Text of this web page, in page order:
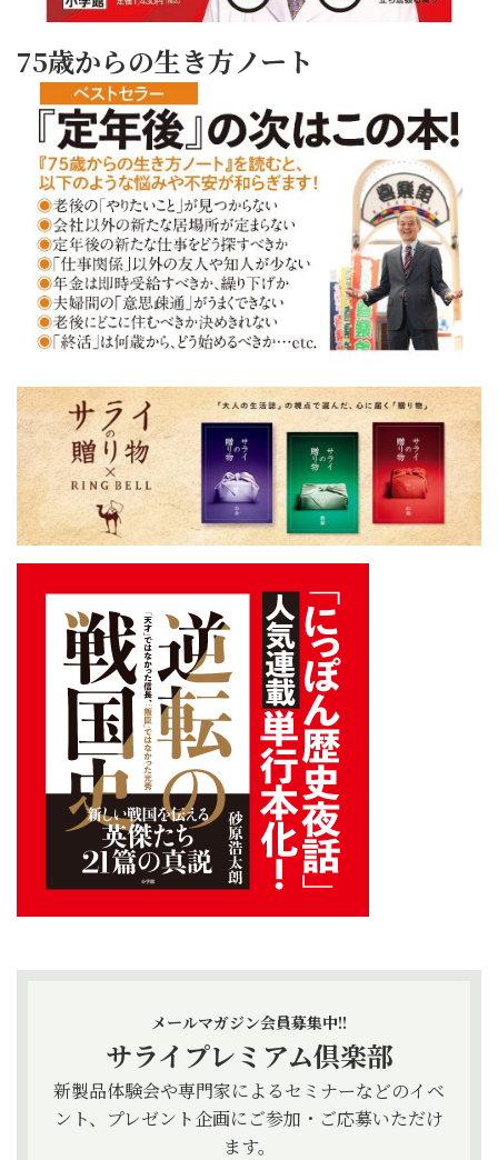
75歳からの生き方ノート
メールマガジン会員募集中!!
サライプレミアム倶楽部
新製品体験会や専門家によるセミナーなどのイベ
ント、プレゼント企画にご参加・ご応募いただけ
ます。